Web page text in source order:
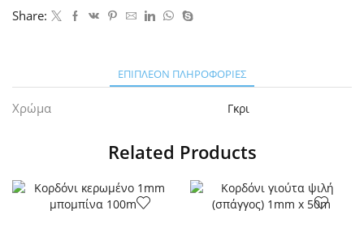
Share:
ΕΠΙΠΛΈΟΝ ΠΛΗΡΟΦΟΡΊΕΣ
Χρώμα Γκρι
Related Products